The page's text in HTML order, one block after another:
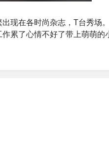
现在各时尚杂志，T台秀场
累了心情不好了带上萌萌的